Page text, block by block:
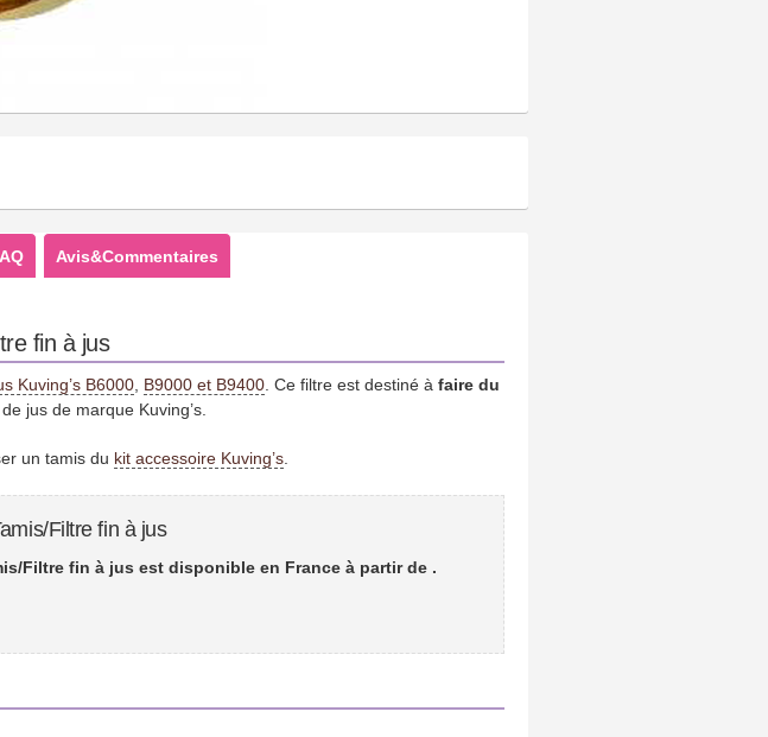
Avis&Commentaires
fin à jus
Kuving’s B6000 B9000 et B9400 . Ce filtre est destiné à faire du
jus de marque Kuving’s.
un tamis du kit accessoire Kuving’s
Filtre fin à jus
Filtre fin à jus est disponible en France à partir de .